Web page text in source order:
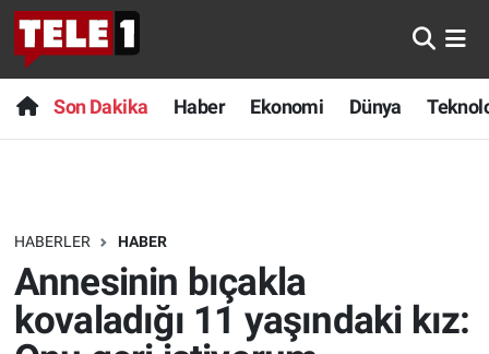
Son Dakika Haber Ekonomi Dünya
HABERLER HABER
Annesinin bıçakla
kovaladığı 11 yaşındaki kız:
Anında Manşet
Başka Sohbetler
Bilim turu
Bilim ve Teknoloji Evreni
Son Dakika
Haber
Dünya
Teknoloji
Nöbetçi Eczaneler
Hava Durumu
Trafik Durumu
Süper Lig Puan Durumu ve Fikstür